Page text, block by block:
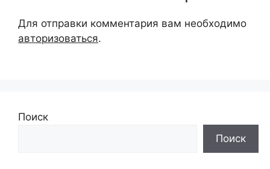
Для отправки комментария вам необходимо
авторизоваться.
Поиск
Поиск